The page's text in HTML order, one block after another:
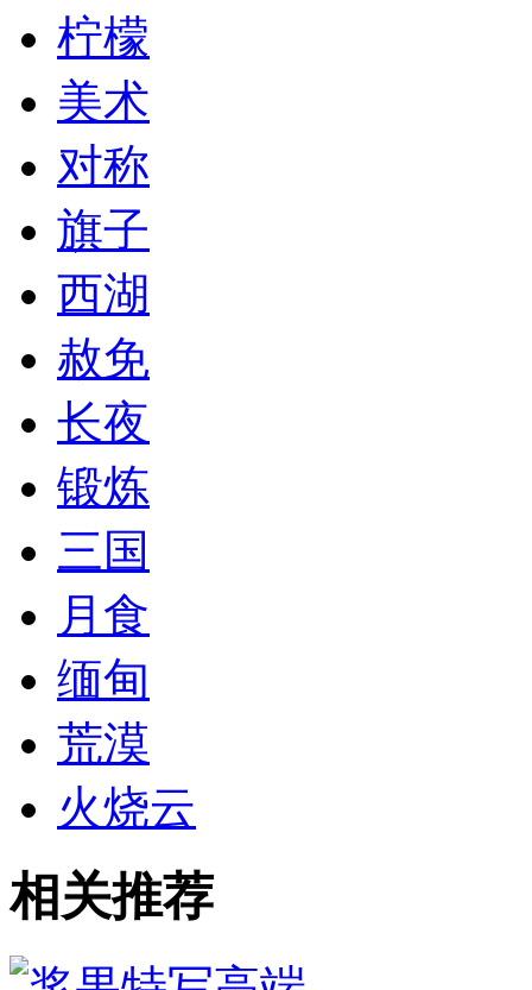
柠檬
美术
对称
旗子
西湖
赦免
长夜
锻炼
三国
月食
缅甸
荒漠
火烧云
相关推荐